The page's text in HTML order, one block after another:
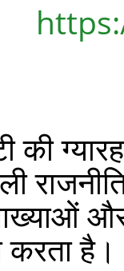
करता है।